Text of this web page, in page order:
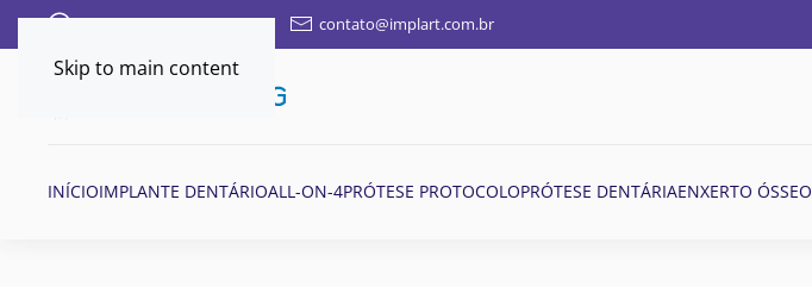
Skip to main content
FALE AQUI POR WHATSAPP contato@implart.com.br
INÍCIOIMPLANTE DENTÁRIOALL-ON-4PRÓTESE PROTOCOLOPRÓTESE DENTÁRIAENXERTO ÓSSEO